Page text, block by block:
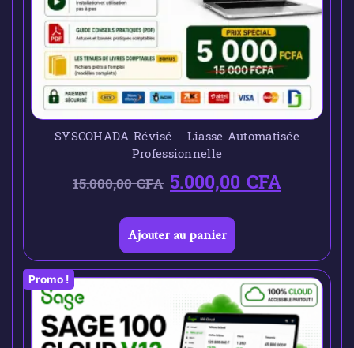
SYSCOHADA Révisé – Liasse Automatisée
Professionnelle
15.000,00CFA 5.000,00CFA
Ajouter au panier
Promo !